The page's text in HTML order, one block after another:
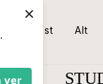
ver
×
Üst Alt